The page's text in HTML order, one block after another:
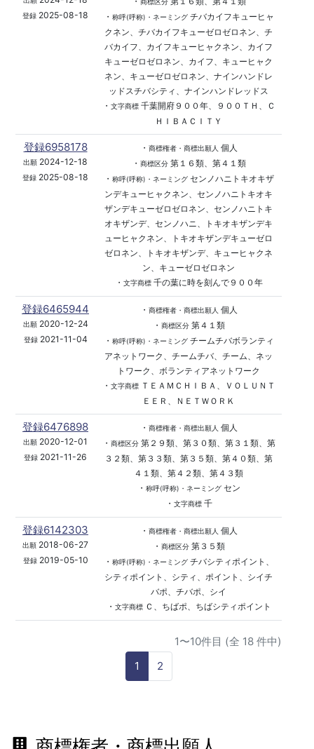
登録 2025-08-18
商標区分
・ 称呼(呼称)・ネーミングチバカイフキューヒャ
クネン、チバカイフキューゼロゼロネン、チ
バカイフ、カイフキューヒャクネン、カイフ
キューゼロゼロネン、カイフ、キューヒャク
ネン、キューゼロゼロネン、ナインハンドレ
ッドスチバシティ、ナインハンドレッドス
・ 文字商標千葉開府９００年、９００ＴＨ、Ｃ
ＨＩＢＡＣＩＴＹ
登録6958178
出願 2024-12-18
登録 2025-08-18
・ 商標権者・商標出願人 個人
・ 商標区分第１６類、第４１類
・ 称呼(呼称)・ネーミングセンノハニトキオキザ
ンデキューヒャクネン、センノハニトキオキ
ザンデキューゼロゼロネン、センノハニトキ
オキザンデ、センノハニ、トキオキザンデキ
ューヒャクネン、トキオキザンデキューゼロ
ゼロネン、トキオキザンデ、キューヒャクネ
ン、キューゼロゼロネン
・ 文字商標千の葉に時を刻んで９００年
登録6465944
出願2020-12-24
登録2021-11-04
・ 商標権者・商標出願人 個人
・ 商標区分第４１類
・ 称呼(呼称)・ネーミングチームチバボランティ
アネットワーク、チームチバ、チーム、ネッ
トワーク、ボランティアネットワーク
・ 文字商標ＴＥＡＭＣＨＩＢＡ、ＶＯＬＵＮＴ
ＥＥＲ、ＮＥＴＷＯＲＫ
登録6476898
出願 2020-12-01
登録 2021-11-26
・ 商標権者・商標出願人 個人
・ 商標区分第２９類、第３０類、第３１類、第
３２類、第３３類、第３５類、第４０類、第
４１類、第４２類、第４３類
・ 称呼(呼称)・ネーミングセン
・ 文字商標千
登録6142303
出願 2018-06-27
登録2019-05-10
・ 商標権者・商標出願人 個人
・ 商標区分第３５類
・ 称呼(呼称)・ネーミングチバシティポイント、
シティポイント、シティ、ポイント、シイチ
バポ、チバポ、シイ
・ 文字商標Ｃ、ちばポ、ちばシティポイント
1〜10件目 (全 18 件中)
1
2